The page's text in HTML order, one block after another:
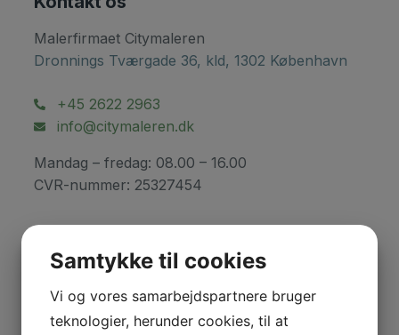
​Malerfirmaet Citymaleren
Dronnings Tværgade 36, kld, 1302 København
+45 2622 2963
info@citymaleren.dk
Mandag – fredag: 08.00 – 16.00
CVR-nummer: 25327454
Samtykke til cookies
Vi og vores samarbejdspartnere bruger
teknologier, herunder cookies, til at